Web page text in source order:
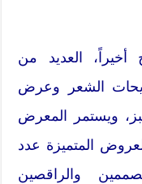
العديد من
الشعر وعرض
ويستمر المعرض
في العروض المتميزة عدد
والراقصين